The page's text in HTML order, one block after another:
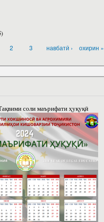
2 3 навбатӣ › охирин »
соли маърифати ҳуқуқӣ